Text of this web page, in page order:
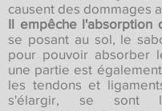
causent des dommages
Il empêche l'absorption
se posant au sol, le
pour pouvoir absorber
une partie est
les tendons et
s'élargir, se sont